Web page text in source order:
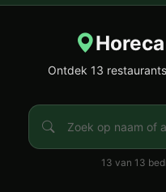
Ontdek 13
13 van 13